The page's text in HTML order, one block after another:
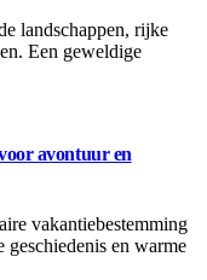
landschappen, rijke
Een geweldige
avontuur en
vakantiebestemming
en warme